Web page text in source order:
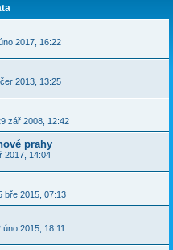
2017, 16:22
2013, 13:25
zář 2008, 12:42
prahy
2017, 14:04
bře 2015, 07:13
úno 2015, 18:11